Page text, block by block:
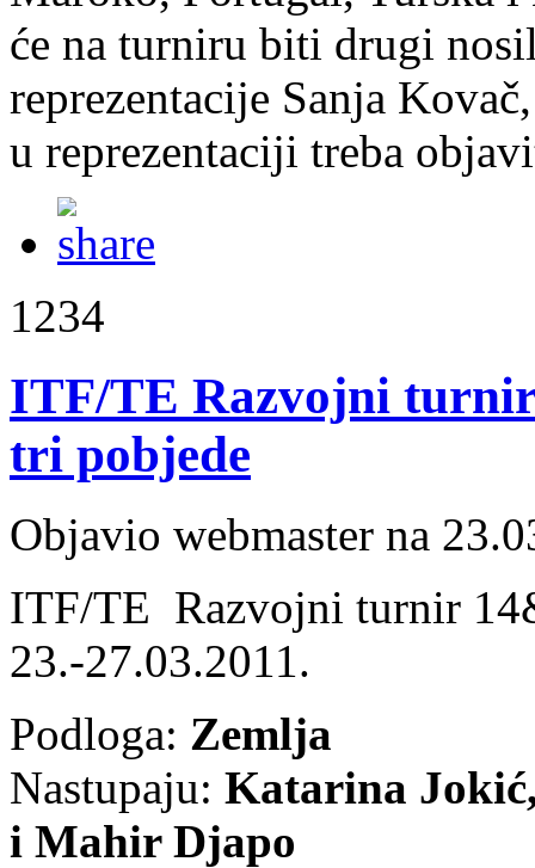
će na turniru biti drugi
reprezentacije Sanja
u reprezentaciji treba
1234
ITF/TE Razvojni
tri pobjede
Objavio webmaster na
ITF/TE Razvojni turnir
23.-27.03.2011.
Podloga: Zemlja
Nastupaju: Katarina
i Mahir Djapo